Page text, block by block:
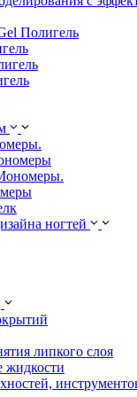
Полигель
ногтей
липкого слоя
жидкости